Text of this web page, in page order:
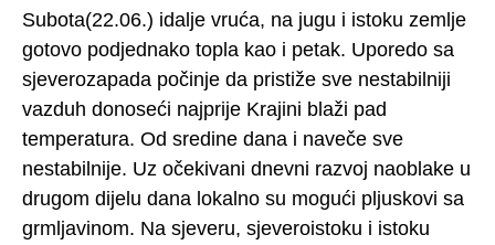
Subota(22.06.) idalje vruća, na jugu i istoku zemlje
gotovo podjednako topla kao i petak. Uporedo sa
sjeverozapada počinje da pristiže sve nestabilniji
vazduh donoseći najprije Krajini blaži pad
temperatura. Od sredine dana i naveče sve
nestabilnije. Uz očekivani dnevni razvoj naoblake u
drugom dijelu dana lokalno su mogući pljuskovi sa
grmljavinom. Na sjeveru, sjeveroistoku i istoku